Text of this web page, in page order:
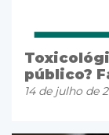
público?
14 de julho de